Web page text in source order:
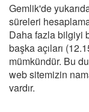
Gemlik'de
süreleri
Daha fazla bilgiyi
başka açıları
mümkündür. Bu
web sitemizin
vardır.